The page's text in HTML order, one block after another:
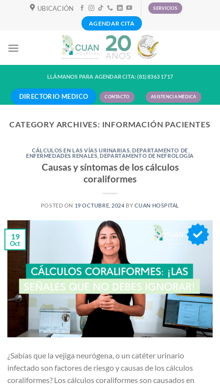
UBICACIÓN SERVICIOS
AGENDAR CITA
LLÁMANOS PARA AGENDAR CITA: (81) 8363 1717
DIRECTORIO MEDICO CONTACTO ASISTENCIA MÉDICA
CATEGORY ARCHIVES: INFORMACIÓN PACIENTES
CÁLCULOS EN LAS VÍAS URINARIAS ,DEPARTAMENTO DE
ENFERMEDADES RENALES ,DEPARTAMENTO DE NEFROLOGÍA
Causas y síntomas de los cálculos
coraliformes
POSTED ON 19 OCTUBRE, 2024 BY CUAN HOSPITAL
19
Oct
¿Sabías que la vejiga neurógena, o un catéter urinario
infectado son factores de riesgo y causas de los cálculos
coraliformes? Los cálculos coraliformes son causados en